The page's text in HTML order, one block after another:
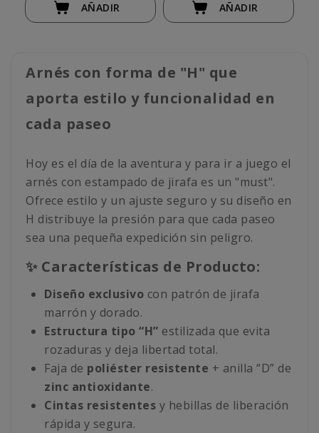
AÑADIR AÑADIR
Arnés con forma de "H" que
aporta estilo y funcionalidad en
cada paseo
Hoy es el día de la aventura y para ir a juego el
arnés con estampado de jirafa es un "must".
Ofrece estilo y un ajuste seguro y su diseño en
H distribuye la presión para que cada paseo
sea una pequeña expedición sin peligro.
✨ Características de Producto:
Diseño exclusivo con patrón de jirafa
marrón y dorado.
Estructura tipo “H” estilizada que evita
rozaduras y deja libertad total.
Faja de poliéster resistente + anilla “D” de
zinc antioxidante.
Cintas resistentes y hebillas de liberación
rápida y segura.